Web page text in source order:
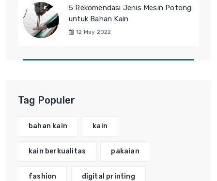
5 Rekomendasi Jenis Mesin Potong
untuk Bahan Kain
12 May 2022
Tag Populer
bahan kain kain
kain berkualitas pakaian
fashion digital printing